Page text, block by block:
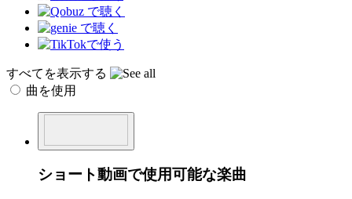
すべてを表示する
曲を使用
ショート動画で使用可能な楽曲